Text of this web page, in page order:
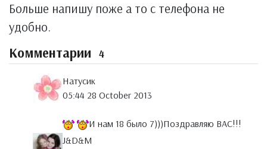
Больше напишу поже а то с телефона не
удобно.
Комментарии 4
Натусик
05:44 28 October 2013
И нам 18 было 7)))Поздравляю ВАС!!!
J&D&M